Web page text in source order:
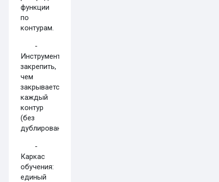
функции
по
контурам.
-
Инструменты:
закрепить,
чем
закрывается
каждый
контур
(без
дублирования).
-
Каркас
обучения:
единый